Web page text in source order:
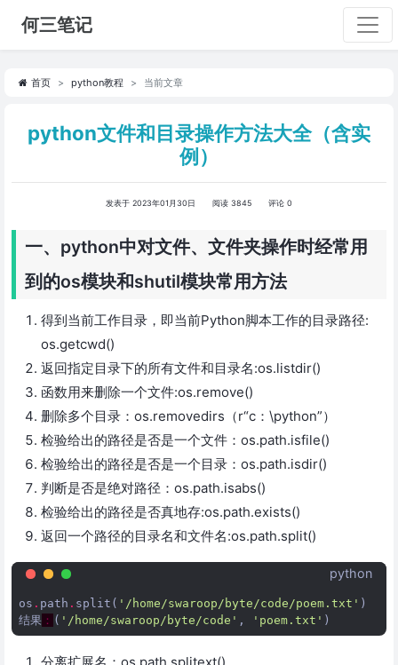
何三笔记
首页 python教程 当前文章
python文件和目录操作方法大全（含实
例）
发表于 2023年01月30日 阅读 3845 评论 0
一、python中对文件、文件夹操作时经常用
到的os模块和shutil模块常用方法
得到当前工作目录，即当前Python脚本工作的目录路径:
os.getcwd()
返回指定目录下的所有文件和目录名:os.listdir()
函数用来删除一个文件:os.remove()
删除多个目录：os.removedirs（r“c：\python”）
检验给出的路径是否是一个文件：os.path.isfile()
检验给出的路径是否是一个目录：os.path.isdir()
判断是否是绝对路径：os.path.isabs()
检验给出的路径是否真地存:os.path.exists()
返回一个路径的目录名和文件名:os.path.split()
python
os . path . split ( '/home/swaroop/byte/code/poem.txt' )
结果 ： ( '/home/swaroop/byte/code' , 'poem.txt' )
分离扩展名：os.path.splitext()